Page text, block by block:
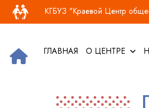
Перейти к основному содержанию
Основная навигация
КГБУЗ "Краевой Центр
ГЛАВНАЯ О ЦЕНТРЕ